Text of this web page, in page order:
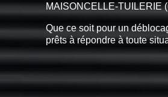
MAISONCELLE-TUILERIE
Que ce soit pour un
prêts à répondre à toute